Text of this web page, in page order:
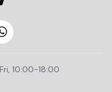
10:00-18:00